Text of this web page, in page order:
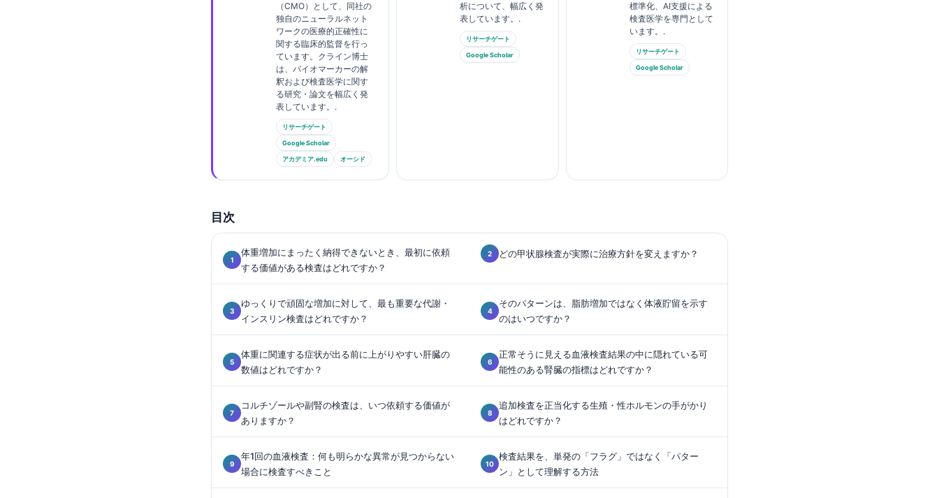
（CMO）として、同社の
独自のニューラルネット
ワークの医療的正確性に
関する臨床的監督を行っ
ています。クライン博士
は、バイオマーカーの解
釈および検査医学に関す
る研究・論文を幅広く発
表しています。.
リサーチゲート
Google Scholar
アカデミア.edu オーシド
析について、幅広く発
表しています。.
リサーチゲート
Google Scholar
標準化、AI支援による
検査医学を専門として
います。.
リサーチゲート
Google Scholar
目次
体重増加にまったく納得できないとき、最初に依頼
する価値がある検査はどれですか？
どの甲状腺検査が実際に治療方針を変えますか？
ゆっくりで頑固な増加に対して、最も重要な代謝・
インスリン検査はどれですか？
そのパターンは、脂肪増加ではなく体液貯留を示す
のはいつですか？
体重に関連する症状が出る前に上がりやすい肝臓の
数値はどれですか？
正常そうに見える血液検査結果の中に隠れている可
能性のある腎臓の指標はどれですか？
コルチゾールや副腎の検査は、いつ依頼する価値が
ありますか？
追加検査を正当化する生殖・性ホルモンの手がかり
はどれですか？
年1回の血液検査：何も明らかな異常が見つからない
場合に検査すべきこと
検査結果を、単発の「フラグ」ではなく「パター
ン」として理解する方法